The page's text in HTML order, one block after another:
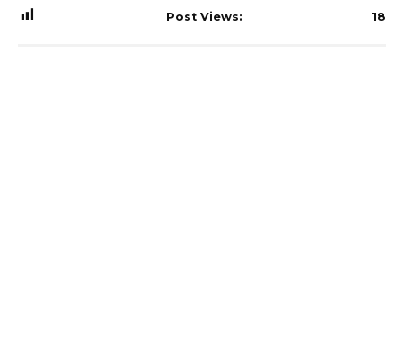
Post Views: 18